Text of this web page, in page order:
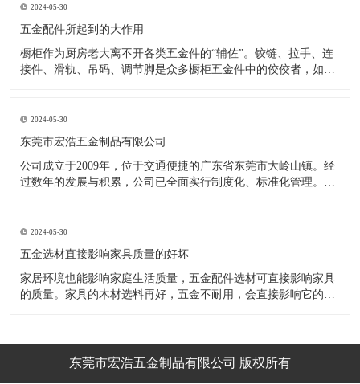
开料与落料：在图纸上标注尺寸后，根据图纸要求选择合适的板
材。然
2024-05-30
五金配件所起到的大作用
橱柜作为厨房老大离不开各类五金件的“辅佐”。铰链、拉手、连
接件、滑轨、吊码、调节脚是众多橱柜五金件中的佼佼者，如果
调节脚，橱柜就像得了“软骨症”，站都站不直……五花八门的橱
柜五金件好
2024-05-30
东莞市宏浩五金制品有限公司
公司成立于2009年，位于交通便捷的广东省东莞市大岭山镇。经
过数年的发展与积累，公司已全面实行制度化、标准化管理。从
的改造创新，设计制造了一系列更加新颖、美观、更具时代潮流
的新
2024-05-30
五金选材直接影响家具质量的好坏
家居环境也能影响家庭生活质量，五金配件选材可直接影响家具
的质量。家具的木材选料再好，五金不耐用，会直接影响它的使
金、铝合金等。不同五金的加工工艺不同：钳工、表面涂覆处
理、焊接、机械加东莞市宏浩五金制品有限公司 版权所有